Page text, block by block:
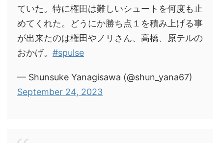
ていた。特に権田は難しいシュートを何度も止
めてくれた。どうにか勝ち点１を積み上げる事
が出来たのは権田やノリさん、高橋、原テルの
おかげ。 #spulse
— Shunsuke Yanagisawa (@shun_yana67)
September 24, 2023